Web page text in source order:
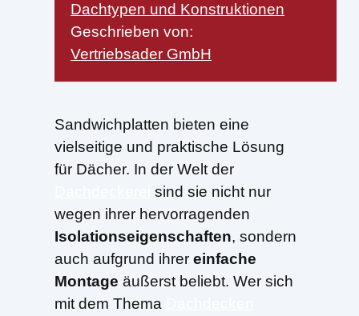
Dachtypen und Konstruktionen
Geschrieben von:
Vertriebsader GmbH
Sandwichplatten bieten eine
vielseitige und praktische Lösung
für Dächer. In der Welt der
sind sie nicht nur
wegen ihrer hervorragenden
Isolationseigenschaften, sondern
auch aufgrund ihrer einfache
Montage äußerst beliebt. Wer sich
mit dem Thema